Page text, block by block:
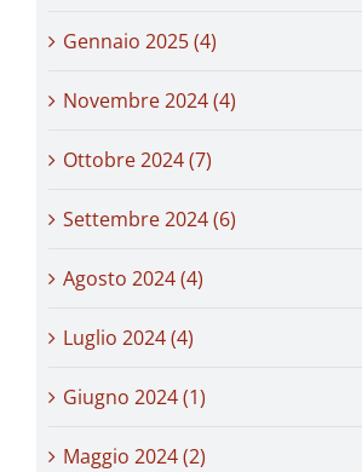
Gennaio 2025 (4)
Novembre 2024 (4)
Ottobre 2024 (7)
Settembre 2024 (6)
Agosto 2024 (4)
Luglio 2024 (4)
Giugno 2024 (1)
Maggio 2024 (2)